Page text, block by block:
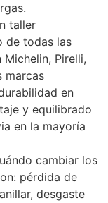
taller
de todas las
Pirelli,
marcas
en
y equilibrado
en la mayoría
cambiar los
pérdida de
desgaste